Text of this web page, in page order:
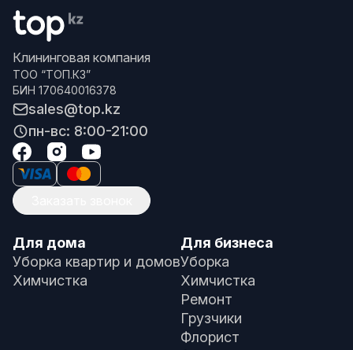
Клининговая компания
ТОО “ТОП.КЗ”
БИН 170640016378
sales@top.kz
пн-вс: 8:00-21:00
Для дома
Уборка квартир и домов
Химчистка
Для бизнеса
Уборка
Химчистка
Ремонт
Грузчики
Флорист